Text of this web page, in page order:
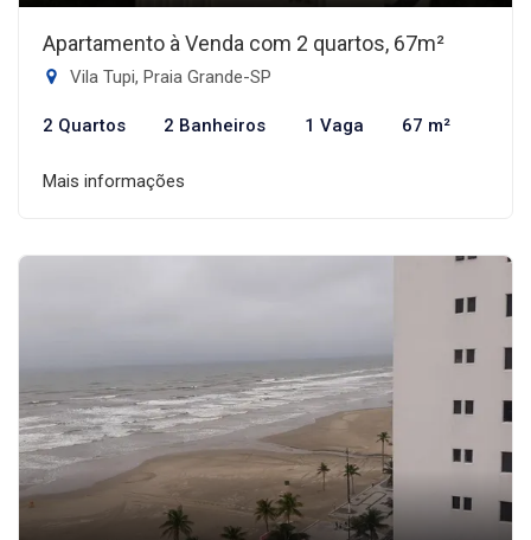
Apartamento à Venda com 2 quartos, 67m²
Vila Tupi, Praia Grande-SP
2 Quartos 2 Banheiros 1 Vaga 67 m²
Mais informações